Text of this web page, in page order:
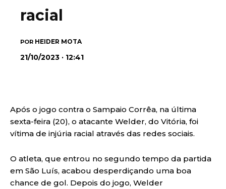
racial
POR HEIDER MOTA
21/10/2023 · 12:41
Após o jogo contra o Sampaio Corrêa, na última
sexta-feira (20), o atacante Welder, do Vitória, foi
vítima de injúria racial através das redes sociais.
O atleta, que entrou no segundo tempo da partida
em São Luís, acabou desperdiçando uma boa
chance de gol. Depois do jogo, Welder